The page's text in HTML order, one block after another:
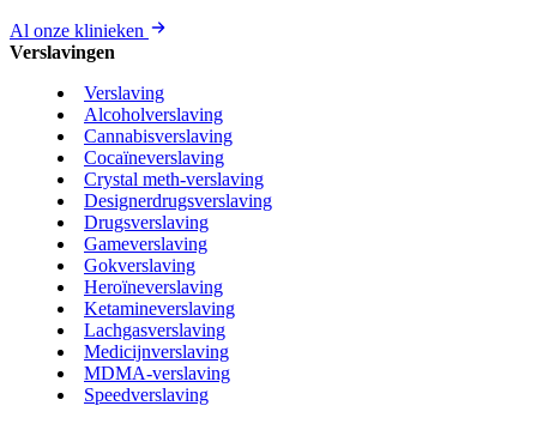
Al onze klinieken
Verslavingen
Verslaving
Alcoholverslaving
Cannabisverslaving
Cocaïneverslaving
Crystal meth-verslaving
Designerdrugsverslaving
Drugsverslaving
Gameverslaving
Gokverslaving
Heroïneverslaving
Ketamineverslaving
Lachgasverslaving
Medicijnverslaving
MDMA-verslaving
Speedverslaving